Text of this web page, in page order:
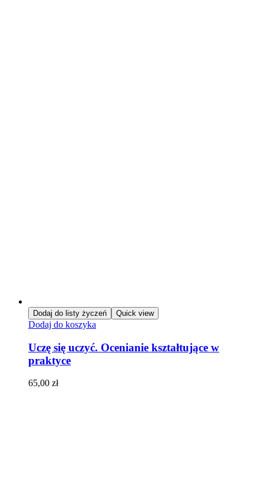
Dodaj do listy życzeń Quick view
Dodaj do koszyka
Uczę się uczyć. Ocenianie kształtujące w
praktyce
65,00 zł